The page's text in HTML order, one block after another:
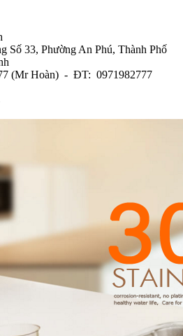
Số 33, Phường An Phú, Thành Phố
(Mr Hoàn) - ĐT: 0971982777